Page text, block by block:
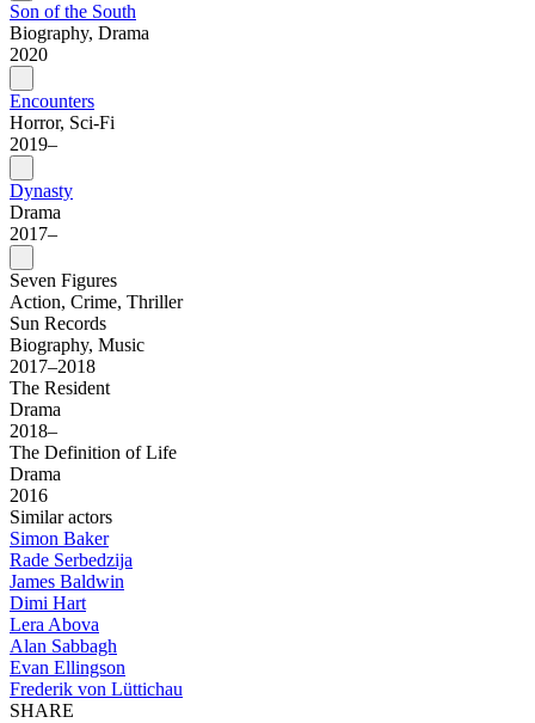
Son of the South
Biography, Drama
2020
Encounters
Horror, Sci-Fi
2019–
Dynasty
Drama
2017–
Seven Figures
Action, Crime, Thriller
Sun Records
Biography, Music
2017–2018
The Resident
Drama
2018–
The Definition of Life
Drama
2016
Similar actors
Simon Baker
Rade Serbedzija
James Baldwin
Dimi Hart
Lera Abova
Alan Sabbagh
Evan Ellingson
Frederik von Lüttichau
SHARE